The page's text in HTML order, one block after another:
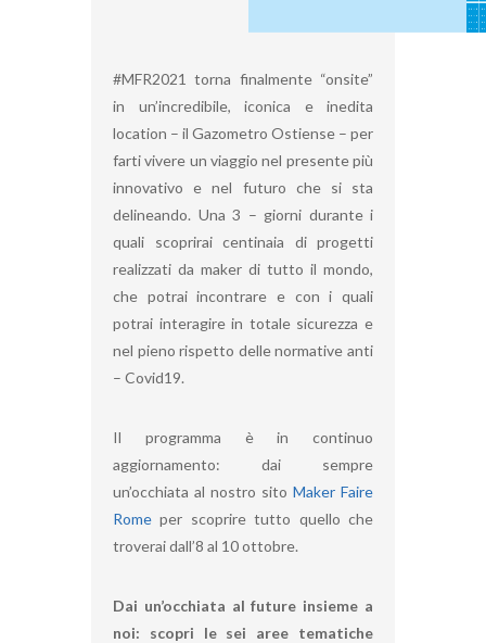
#MFR2021 torna finalmente “onsite”
in un’incredibile, iconica e inedita
location – il Gazometro Ostiense – per
farti vivere un viaggio nel presente più
innovativo e nel futuro che si sta
delineando. Una 3 – giorni durante i
quali scoprirai centinaia di progetti
realizzati da maker di tutto il mondo,
che potrai incontrare e con i quali
potrai interagire in totale sicurezza e
nel pieno rispetto delle normative anti
– Covid19.
Il programma è in continuo
aggiornamento: dai sempre
un’occhiata al nostro sito Maker Faire
Rome per scoprire tutto quello che
troverai dall’8 al 10 ottobre.
Dai un’occhiata al future insieme a
noi: scopri le sei aree tematiche